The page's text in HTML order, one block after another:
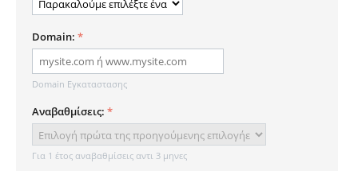
Domain:
Domain Εγκαταστασης
Αναβαθμίσεις:
Για 1 έτος αναβαθμίσεις αντι 3 μηνες